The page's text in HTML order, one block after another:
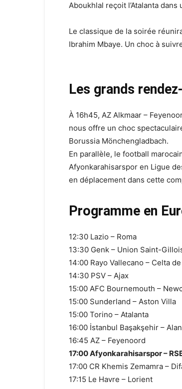
Aboukhlal reçoit l’Atalanta
Le classique de la soirée
Ibrahim Mbaye. Un choc à
Les grands
À 16h45, AZ Alkmaar –
nous offre un choc
Borussia Mönchengladbach.
En parallèle, le football
Afyonkarahisarspor en Ligue
en déplacement dans cette
Programme en
12:30 Lazio – Roma
13:30 Genk – Union Saint-
14:00 Rayo Vallecano – Celta
14:30 PSV – Ajax
15:00 AFC Bournemouth –
15:00 Sunderland – Aston Villa
15:00 Torino – Atalanta
16:00 İstanbul Başakşehir –
16:45 AZ – Feyenoord
17:00 Afyonkarahisarspor –
17:00 CR Khemis Zemamra –
17:15 Le Havre – Lorient